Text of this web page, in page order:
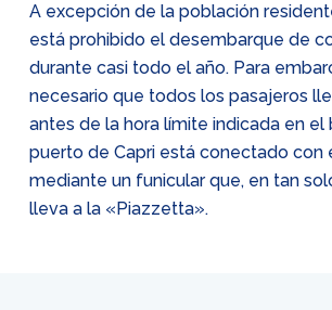
A excepción de la población
está prohibido el desembarque de
durante casi todo el año. Para
necesario que todos los pasajeros
antes de la hora límite indicada en el
puerto de Capri está conectado con
mediante un funicular que, en tan
lleva a la «Piazzetta».